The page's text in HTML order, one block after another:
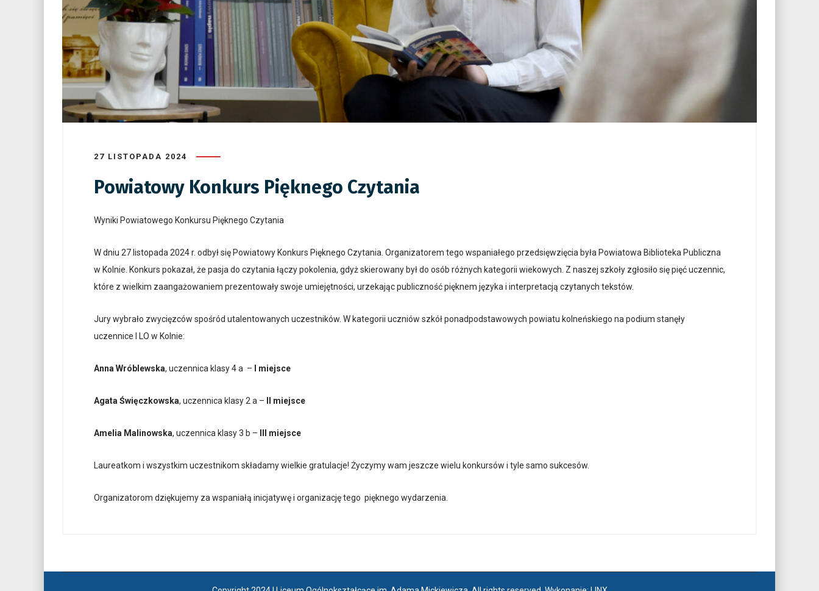
27 LISTOPADA 2024
Powiatowy Konkurs Pięknego Czytania
Wyniki Powiatowego Konkursu Pięknego Czytania
W dniu 27 listopada 2024 r. odbył się Powiatowy Konkurs Pięknego Czytania. Organizatorem tego wspaniałego przedsięwzięcia była Powiatowa Biblioteka Publiczna
w Kolnie. Konkurs pokazał, że pasja do czytania łączy pokolenia, gdyż skierowany był do osób różnych kategorii wiekowych. Z naszej szkoły zgłosiło się pięć uczennic,
które z wielkim zaangażowaniem prezentowały swoje umiejętności, urzekając publiczność pięknem języka i interpretacją czytanych tekstów.
Jury wybrało zwycięzców spośród utalentowanych uczestników. W kategorii uczniów szkół ponadpodstawowych powiatu kolneńskiego na podium stanęły
uczennice I LO w Kolnie:
Anna Wróblewska, uczennica klasy 4 a – I miejsce
Agata Święczkowska, uczennica klasy 2 a – II miejsce
Amelia Malinowska, uczennica klasy 3 b – III miejsce
Laureatkom i wszystkim uczestnikom składamy wielkie gratulacje! Życzymy wam jeszcze wielu konkursów i tyle samo sukcesów.
Organizatorom dziękujemy za wspaniałą inicjatywę i organizację tego pięknego wydarzenia.